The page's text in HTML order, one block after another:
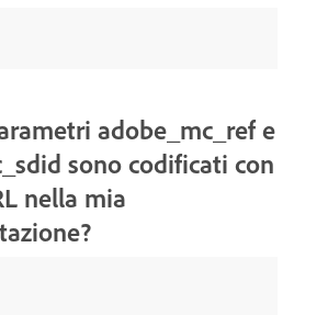
adobe_mc_ref e
sono codificati con
nella mia